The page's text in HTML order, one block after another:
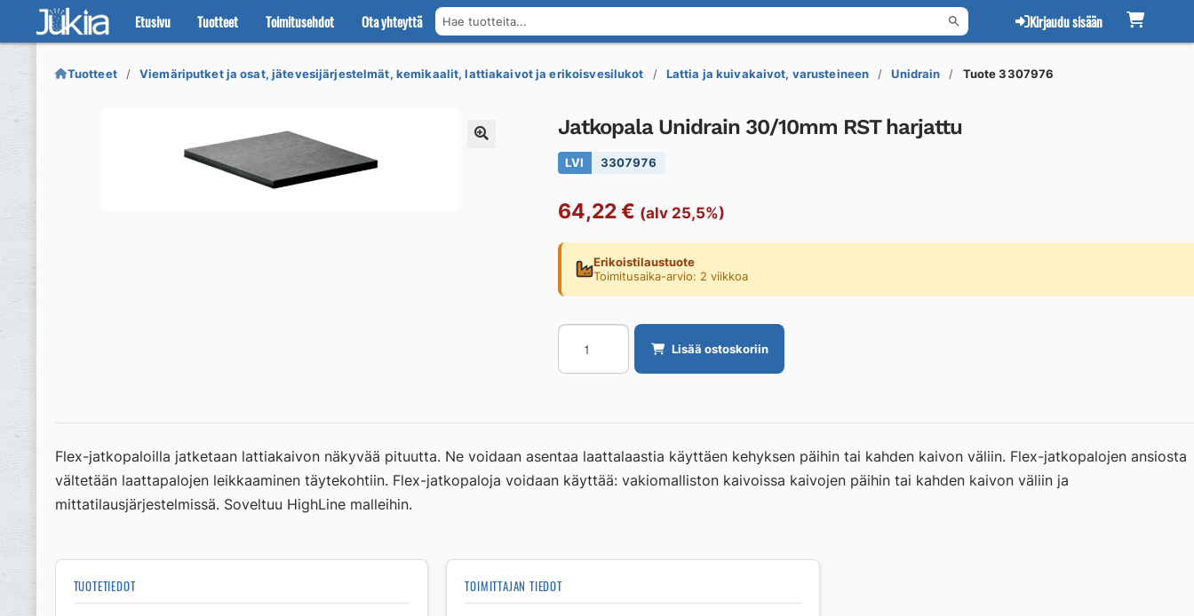
Etusivu Tuotteet Toimitusehdot Ota yhteyttä Hae tuotteita... Kirjaudu sisään
Siirry
navigointiin
Siirry
sisältöön
Tuotteet Viemäriputket ja osat, jätevesijärjestelmät, kemikaalit, lattiakaivot ja erikoisvesilukot Lattia ja kuivakaivot, varusteineen Unidrain Tuote 3307976
Jatkopala Unidrain 30/10mm RST harjattu
LVI 3307976
64,22€ (alv 25,5%)
Erikoistilaustuote
Toimitusaika-arvio: 2 viikkoa
Jatkopala
Unidrain
30/10mm
harjattu
Lisää ostoskoriin
Flex-jatkopaloilla jatketaan lattiakaivon näkyvää pituutta. Ne voidaan asentaa laattalaastia käyttäen kehyksen päihin tai kahden kaivon väliin. Flex-jatkopalojen ansiosta
vältetään laattapalojen leikkaaminen täytekohtiin. Flex-jatkopaloja voidaan käyttää: vakiomalliston kaivoissa kaivojen päihin tai kahden kaivon väliin ja
mittatilausjärjestelmissä. Soveltuu HighLine malleihin.
TUOTETIEDOT TOIMITTAJAN TIEDOT